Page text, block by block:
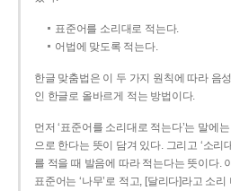
표준어를 소리대로 적는다.
어법에 맞도록 적는다.
한글 맞춤법은 이 두 가지 원칙에 따라 음
인 한글로 올바르게 적는 방법이다.
먼저 ‘표준어를 소리대로 적는다’는 말에
으로 한다는 뜻이 담겨 있다. 그리고 ‘소리
를 적을 때 발음에 따라 적는다는 뜻이다.
표준어는 ‘나무’로 적고, [달리다]라고 소리